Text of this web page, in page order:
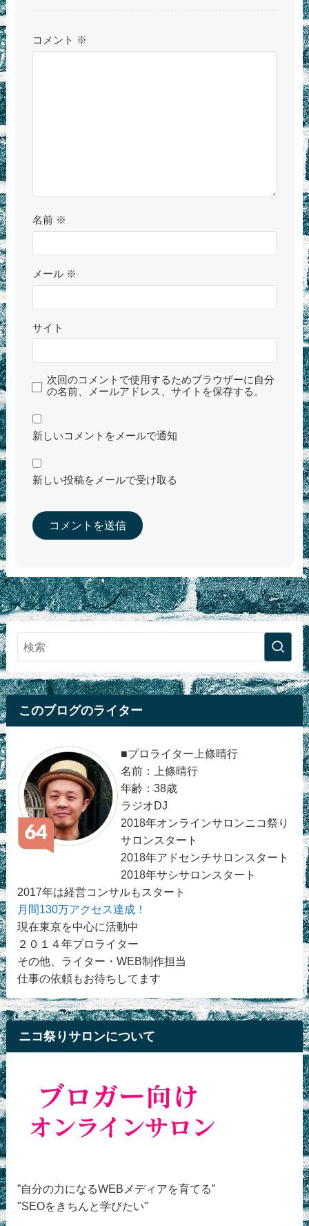
コメント ※
名前 ※
メール ※
サイト
次回のコメントで使用するためブラウザーに自分
の名前、メールアドレス、サイトを保存する。
新しいコメントをメールで通知
新しい投稿をメールで受け取る
このブログのライター
■プロライター上條晴行
名前：上條晴行
年齢：38歳
ラジオDJ
2018年オンラインサロンニコ祭り
サロンスタート
2018年アドセンチサロンスタート
2018年サシサロンスタート
2017年は経営コンサルもスタート
月間130万アクセス達成！
現在東京を中心に活動中
２０１４年プロライター
その他、ライター・WEB制作担当
仕事の依頼もお待ちしてます
ニコ祭りサロンについて
”自分の力になるWEBメディアを育てる”
"SEOをきちんと学びたい"